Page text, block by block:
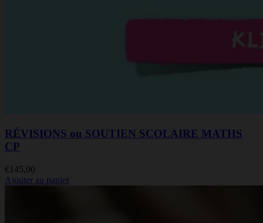
RÉVISIONS ou SOUTIEN SCOLAIRE MATHS
CP
€ 145,00
Ajouter au panier